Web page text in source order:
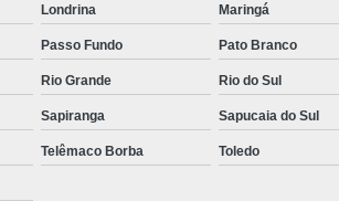
Londrina Maringá
Passo Fundo Pato Branco
Rio Grande Rio do Sul
Sapiranga Sapucaia do Sul
Telêmaco Borba Toledo